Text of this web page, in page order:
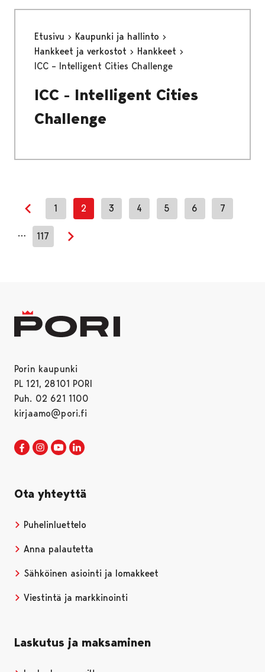
Etusivu
Kaupunki ja hallinto
Hankkeet ja verkostot
Hankkeet
ICC – Intelligent Cities Challenge
ICC - Intelligent Cities
Challenge
Edellinen sivu
1 2 3 4 5 6 7
… 117
Seuraava sivu
Porin kaupunki
PL 121, 28101 PORI
Puh. 02 621 1100
kirjaamo@pori.fi
Porin kaupunki Facebookissa
Avautuu uudessa välilehdessä
Porin kaupunki Instagramissa
Avautuu uudessa välilehdessä
Porin kaupunki Youtubessa
Avautuu uudessa välilehdessä
Ota yhteyttä
Puhelinluettelo
Anna palautetta
Sähköinen asiointi ja lomakkeet
Viestintä ja markkinointi
Laskutus ja maksaminen